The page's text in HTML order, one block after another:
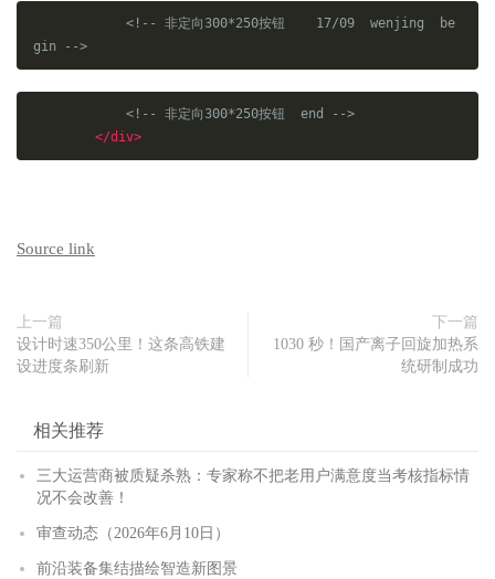
<!-- 非定向300*250按钮    17/09  wenjing  be
gin -->
<!-- 非定向300*250按钮  end -->
</div>
Source link
上一篇
设计时速350公里！这条高铁建
设进度条刷新
下一篇
1030 秒！国产离子回旋加热系
统研制成功
相关推荐
三大运营商被质疑杀熟：专家称不把老用户满意度当考核指标情
况不会改善！
审查动态（2026年6月10日）
前沿装备集结描绘智造新图景